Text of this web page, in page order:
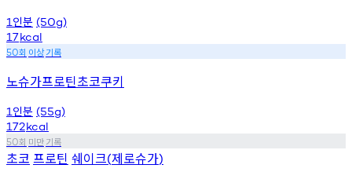
1 인분 (50g)
17kcal
50회 이상기록
노슈가프로틴초코쿠키
1 인분 (55g)
172kcal
50회 미만기록
초코 프로틴 쉐이크(제로슈가)